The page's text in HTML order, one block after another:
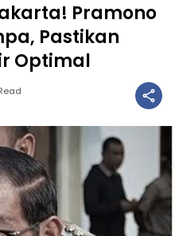
Pramono
Pastikan
Optimal